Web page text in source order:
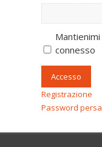
Mantienimi
connesso
Accesso
Registrazione
Password persa